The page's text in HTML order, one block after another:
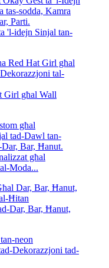
'l-idejn Sinjal tan-
Girl għal Wall
għal
Moda...
Dar, Bar, Ħanut,